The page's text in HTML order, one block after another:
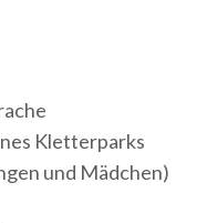
Kletterparks
und Mädchen)